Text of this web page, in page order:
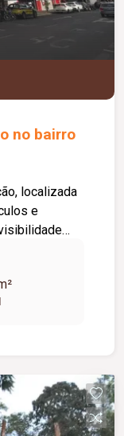
no bairro
localizada
e
distribuídos
04